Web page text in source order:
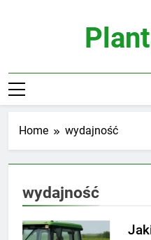
Home wydajność
wydajność